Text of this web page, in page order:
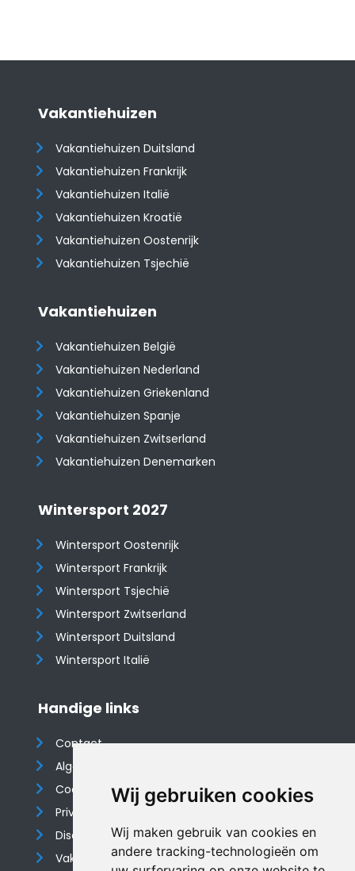
Wij gebruiken cookies
Wij maken gebruik van cookies en
andere tracking-technologieën om
Vakantiehuizen
Vakantiehuizen Duitsland
Vakantiehuizen Frankrijk
Vakantiehuizen Italië
Vakantiehuizen Kroatië
​​​​​​​Vakantiehuizen Oostenrijk
Vakantiehuizen Tsjechië
Vakantiehuizen
Vakantiehuizen België
Vakantiehuizen Nederland
Vakantiehuizen Griekenland
Vakantiehuizen Spanje
​​​​​​​Vakantiehuizen Zwitserland
Vakantiehuizen Denemarken
Wintersport 2027
Wintersport Oostenrijk
Wintersport Frankrijk
Wintersport Tsjechië
Wintersport Zwitserland
Wintersport Duitsland
Wintersport Italië
Handige links
Contact
Algemene voorwaarden
Cookieverklaring
Privacyverklaring
Disclaimer
Vakantiehuis website